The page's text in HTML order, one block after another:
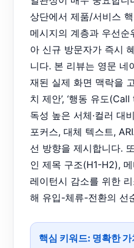
상단에서 제품/서비스
메시지의 계층과 우선
아 신규 방문자가 즉시
니다. 본 리뷰는 영문 네
재된 실제 화면 맥락을
치 제안’, ‘행동 유도
독성 높은 서체·컬러 대
포커스, 대체 텍스트,
선 방향을 제시합니다.
인 제목 구조(H1-H2),
레이턴시 감소를 위한
해 유입-체류-전환의 선
핵심 키워드: 명확한